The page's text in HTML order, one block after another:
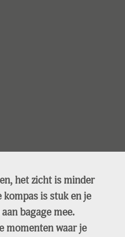
het zicht is minder
kompas is stuk en je
bagage mee.
momenten waar je